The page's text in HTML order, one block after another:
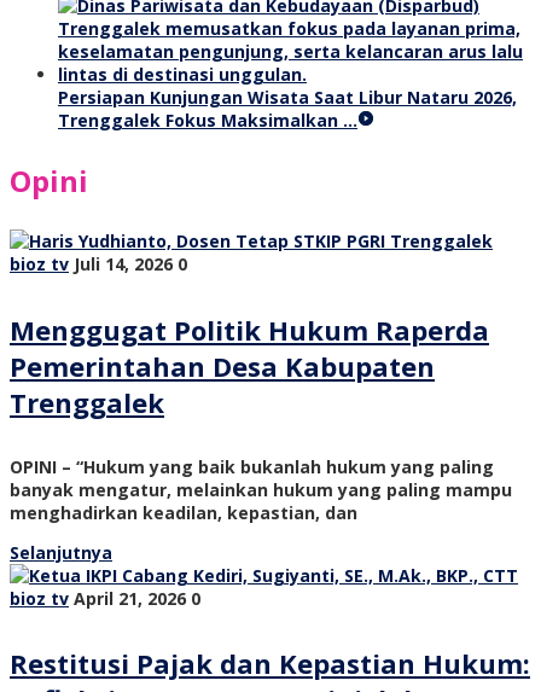
Persiapan Kunjungan Wisata Saat Libur Nataru 2026,
Trenggalek Fokus Maksimalkan …
Opini
bioz tv Juli 14, 2026 0
Menggugat Politik Hukum Raperda
Pemerintahan Desa Kabupaten
Trenggalek
OPINI – “Hukum yang baik bukanlah hukum yang paling
banyak mengatur, melainkan hukum yang paling mampu
menghadirkan keadilan, kepastian, dan
Selanjutnya
bioz tv April 21, 2026 0
Restitusi Pajak dan Kepastian Hukum: